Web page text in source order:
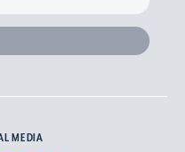
来を考える６学科連携
研究所
ご案内
学金
ビリティへの取り組み
ワーク
院案内
イデンティティ
MEDIA